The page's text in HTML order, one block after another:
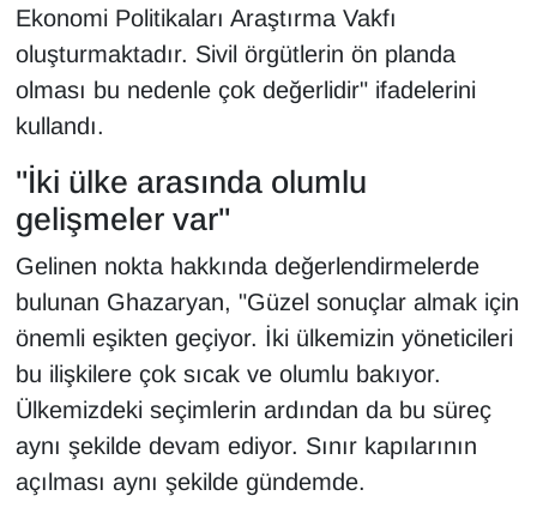
Ekonomi Politikaları Araştırma Vakfı
oluşturmaktadır. Sivil örgütlerin ön planda
olması bu nedenle çok değerlidir" ifadelerini
kullandı.
"İki ülke arasında olumlu
gelişmeler var"
Gelinen nokta hakkında değerlendirmelerde
bulunan Ghazaryan, "Güzel sonuçlar almak için
önemli eşikten geçiyor. İki ülkemizin yöneticileri
bu ilişkilere çok sıcak ve olumlu bakıyor.
Ülkemizdeki seçimlerin ardından da bu süreç
aynı şekilde devam ediyor. Sınır kapılarının
açılması aynı şekilde gündemde.